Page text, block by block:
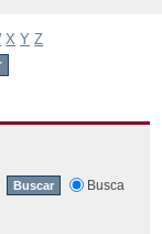
X Y Z
Busca